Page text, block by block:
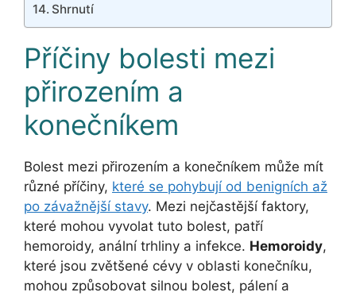
Shrnutí
Příčiny bolesti mezi
přirozením a
konečníkem
Bolest mezi přirozením a konečníkem může mít
různé příčiny, které se pohybují od benigních až
po závažnější stavy. Mezi nejčastější faktory,
které mohou vyvolat tuto bolest, patří
hemoroidy, anální trhliny a infekce. Hemoroidy,
které jsou zvětšené cévy v oblasti konečníku,
mohou způsobovat silnou bolest, pálení a